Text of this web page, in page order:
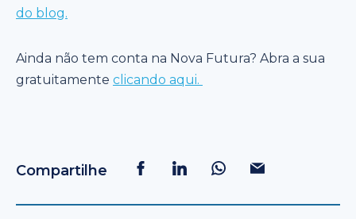
do blog.
Ainda não tem conta na Nova Futura? Abra a sua
gratuitamente clicando aqui.
Compartilhe